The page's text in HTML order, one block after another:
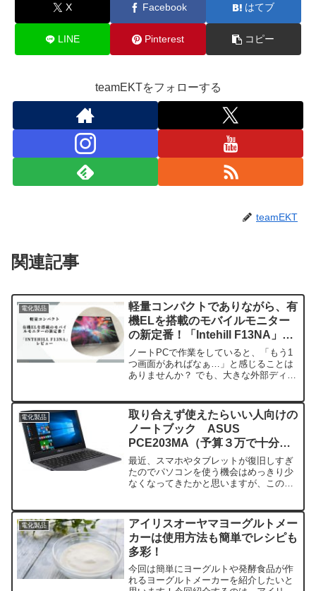
X Facebook はてブ
LINE Pinterest コピー
teamEKTをフォローする
teamEKT
関連記事
電化製品
軽量コンパクトでありながら、有
機ELを搭載のモバイルモニター
の新定番！「Intehill F13NA」レ
ビュー
ノートPCで作業をしていると、「もう1
つ画面があればなぁ…」と感じることは
ありませんか？ でも、大きな外部ディス
るのが、コンパクトで高性能なモバイル
モニターです。今回紹...
電化製品
取り合えず使えたらいい人向けの
ノートブック ASUS
PCE203MA（予算３万で十分買
える）
最近、スマホやタブレットが復旧しすぎ
たのでパソコンを使う機会はめっきり少
なくなってきたかと思いますが、このコ
きって増えてきたかと思います。今の時
代PC無くても調べも...
電化製品
アイリスオーヤマヨーグルトメー
カーは使用方法も簡単でレシピも
多彩！
今回は簡単にヨーグルトや発酵食品が作
れるヨーグルトメーカーを紹介したいと